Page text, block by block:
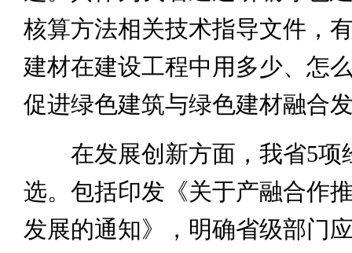
核算方法相关技术指导文件，
建材在建设工程中用多少、怎
促进绿色建筑与绿色建材融合
在发展创新方面，我省5项
选。包括印发《关于产融合作
发展的通知》，明确省级部门